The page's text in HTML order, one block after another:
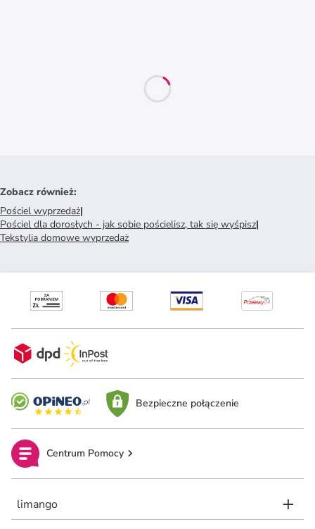
Zobacz również:
Pościel wyprzedaż|
Pościel dla dorosłych - jak sobie pościelisz, tak się wyśpisz|
Tekstylia domowe wyprzedaż
Bezpieczne połączenie
Centrum Pomocy
limango